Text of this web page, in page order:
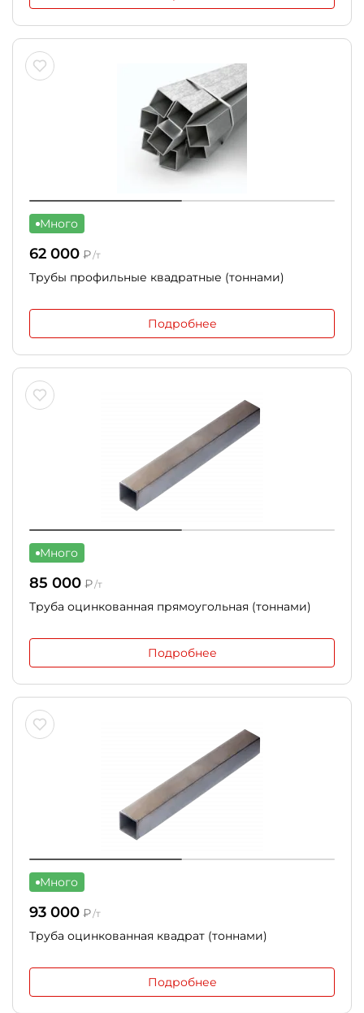
Много
62 000 ₽/т
Трубы профильные квадратные (тоннами)
Подробнее
Много
85 000 ₽/т
Труба оцинкованная прямоугольная (тоннами)
Подробнее
Много
93 000 ₽/т
Труба оцинкованная квадрат (тоннами)
Подробнее